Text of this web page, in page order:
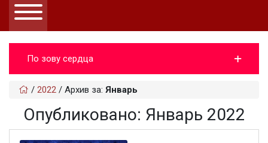
По зову сердца
/ 2022 / Архив за: Январь
Опубликовано: Январь 2022